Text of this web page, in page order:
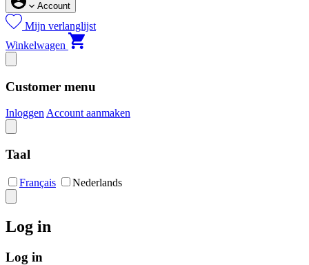
Account
Mijn verlanglijst
Winkelwagen
Customer menu
InloggenAccount aanmaken
Taal
Français Nederlands
Log in
Log in